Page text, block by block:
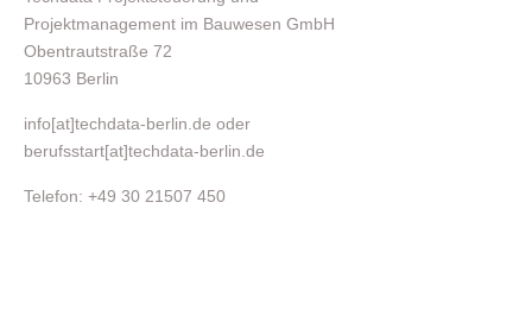
Projektmanagement im Bauwesen GmbH
Obentrautstraße 72
10963 Berlin
info[at]techdata-berlin.de oder
berufsstart[at]techdata-berlin.de
Telefon: +49 30 21507 450